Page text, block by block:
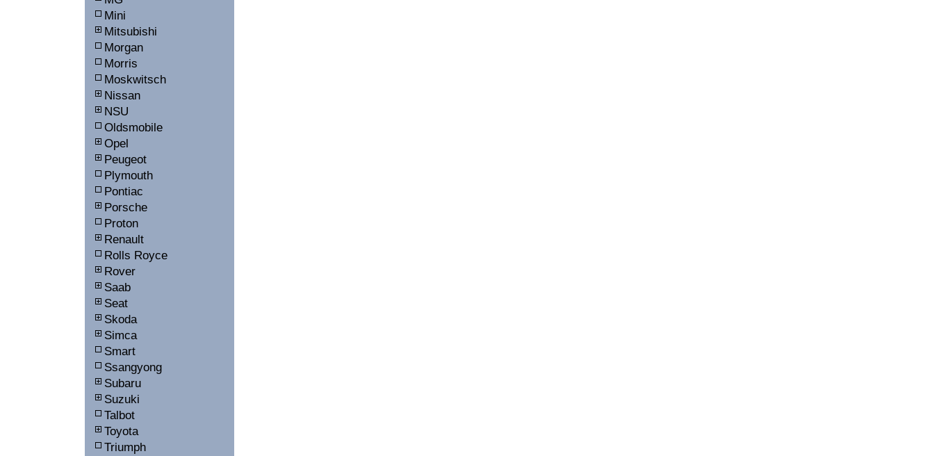
Mini
Mitsubishi
Morgan
Morris
Moskwitsch
Nissan
NSU
Oldsmobile
Opel
Peugeot
Plymouth
Pontiac
Porsche
Proton
Renault
Rolls Royce
Rover
Saab
Seat
Skoda
Simca
Smart
Ssangyong
Subaru
Suzuki
Talbot
Toyota
Triumph